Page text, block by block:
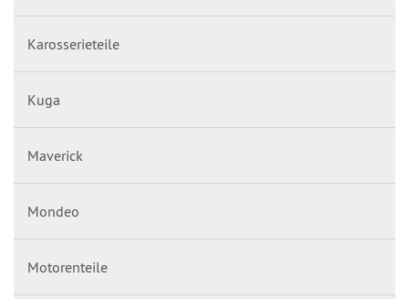
Karosserieteile
Kuga
Maverick
Mondeo
Motorenteile